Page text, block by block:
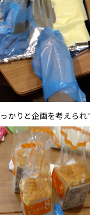
かりと企画を考えられ